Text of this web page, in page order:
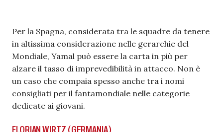
Per la Spagna, considerata tra le squadre da tenere
in altissima considerazione nelle gerarchie del
Mondiale, Yamal può essere la carta in più per
alzare il tasso di imprevedibilità in attacco. Non è
un caso che compaia spesso anche tra i nomi
consigliati per il fantamondiale nelle categorie
dedicate ai giovani.
FLORIAN WIRTZ (GERMANIA)